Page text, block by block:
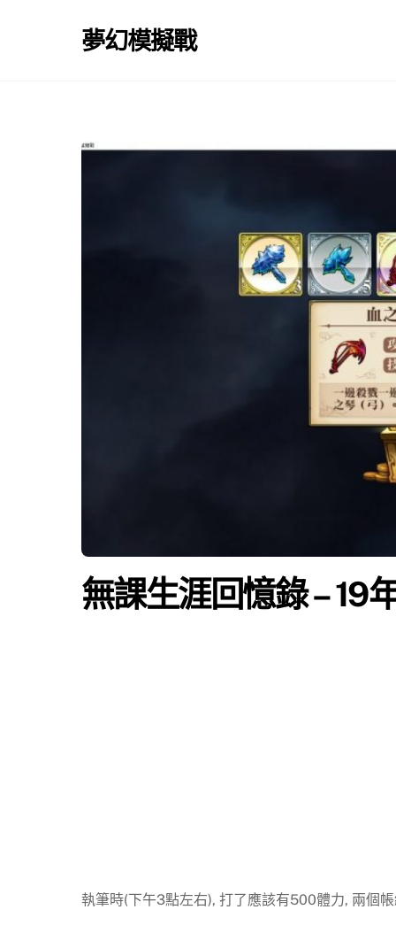
夢幻模擬戰
無課生涯回憶錄 – 19
執筆時(下午3點左右), 打了應該有500體力, 兩個